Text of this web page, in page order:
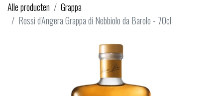
Alle producten
Grappa
Rossi d'Angera Grappa di Nebbiolo da Barolo - 70cl